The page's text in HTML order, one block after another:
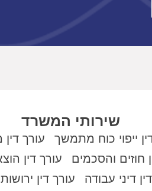
שירותי המשרד
ייפוי כוח מתמשך
עורך
חוזים והסכמים
עורך דין
דיני עבודה
עורך דין